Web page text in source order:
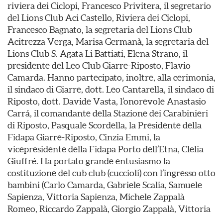
riviera dei Ciclopi, Francesco Privitera, il segretario
del Lions Club Aci Castello, Riviera dei Ciclopi,
Francesco Bagnato, la segretaria del Lions Club
Acitrezza Verga, Marisa Germanà, la segretaria del
Lions Club S. Agata Li Battiati, Elena Strano, il
presidente del Leo Club Giarre-Riposto, Flavio
Camarda. Hanno partecipato, inoltre, alla cerimonia,
il sindaco di Giarre, dott. Leo Cantarella, il sindaco di
Riposto, dott. Davide Vasta, l’onorevole Anastasio
Carrá, il comandante della Stazione dei Carabinieri
di Riposto, Pasquale Scordella, la Presidente della
Fidapa Giarre-Riposto, Cinzia Emmi, la
vicepresidente della Fidapa Porto dell’Etna, Clelia
Giuffré. Ha portato grande entusiasmo la
costituzione del cub club (cuccioli) con l’ingresso otto
bambini (Carlo Camarda, Gabriele Scalia, Samuele
Sapienza, Vittoria Sapienza, Michele Zappalà
Romeo, Riccardo Zappalà, Giorgio Zappalà, Vittoria